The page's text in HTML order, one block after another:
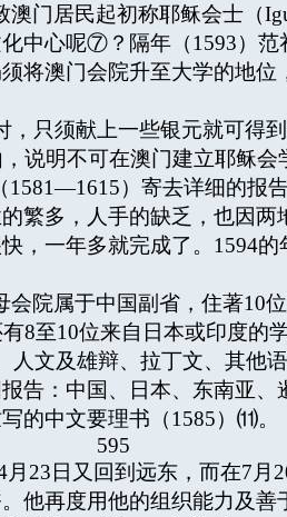
门居民起初称耶稣会士（
中心呢⑦？隔年（1593）
将澳门会院升至大学的地
只须献上一些银元就可得
说明不可在澳门建立耶稣会
）寄去详细的报
繁多，人手的缺乏，也因
，一年多就完成了。1594
院属于中国副省，住著10
8至10位来自日本或印度的
文及雄辩、拉丁文、其他
告：中国、日本、东南亚
的中文要理书（1585）⑾。
595
23日又回到远东，而在7月
他再度用他的组织能力及善